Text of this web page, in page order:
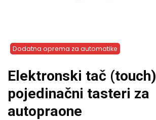
Dodatna oprema za automatike
Elektronski tač (touch)
pojedinačni tasteri za
autopraone